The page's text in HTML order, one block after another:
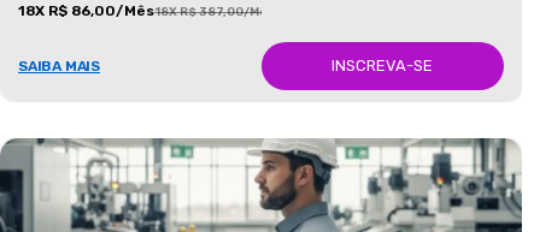
18X R$ 86,00/Mês18X R$ 387,00/Mês
SAIBA MAIS INSCREVA-SE